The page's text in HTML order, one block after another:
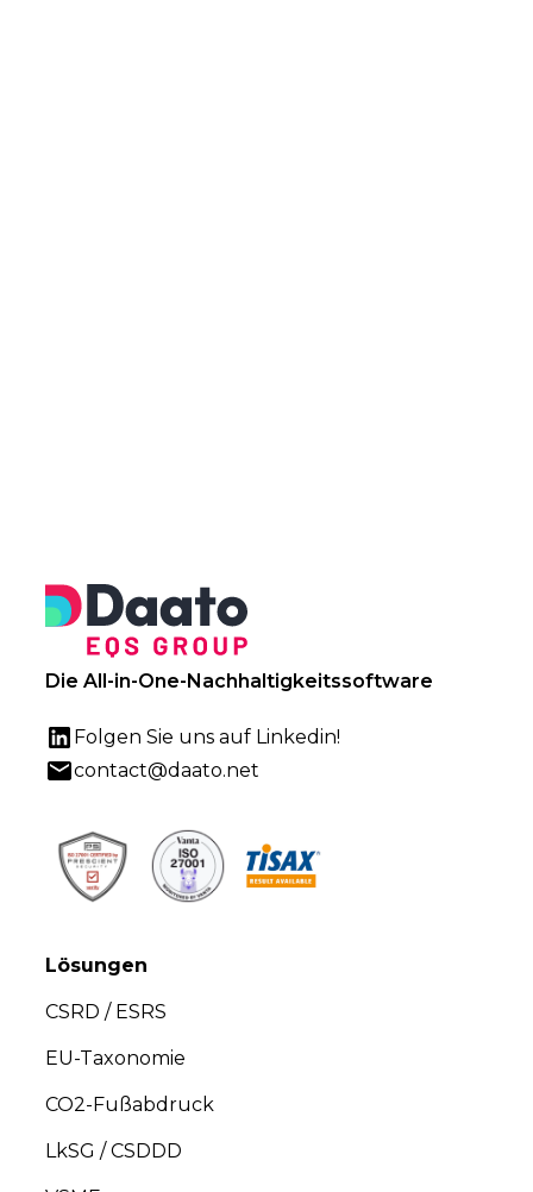
Die All-in-One-Nachhaltigkeitssoftware
Folgen Sie uns auf Linkedin!
contact@daato.net
Lösungen
CSRD / ESRS
EU-Taxonomie
CO2-Fußabdruck
LkSG / CSDDD